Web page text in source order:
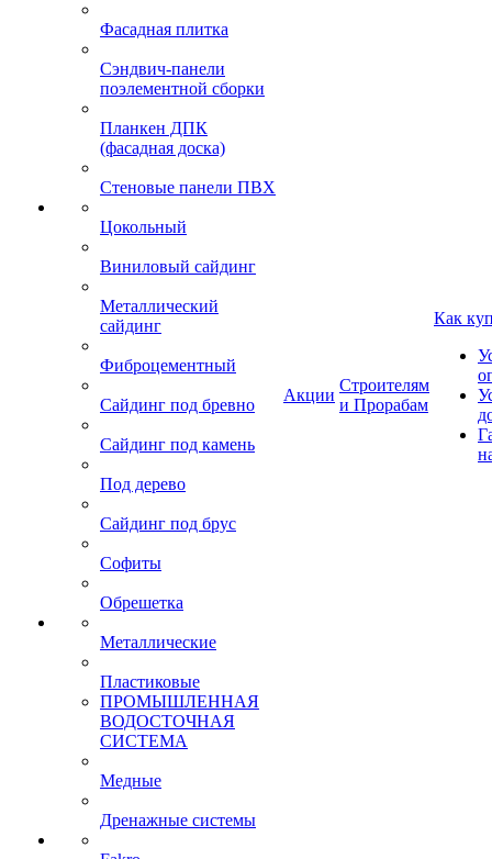
Фасадная плитка
Сэндвич-панели
поэлементной сборки
Планкен ДПК
(фасадная доска)
Стеновые панели ПВХ
Цокольный
Виниловый сайдинг
Металлический
сайдинг
Фиброцементный
Сайдинг под бревно
Сайдинг под камень
Под дерево
Сайдинг под брус
Софиты
Обрешетка
Металлические
Пластиковые
ПРОМЫШЛЕННАЯ
ВОДОСТОЧНАЯ
СИСТЕМА
Медные
Дренажные системы
Акции
Строителям
и Прорабам
Как